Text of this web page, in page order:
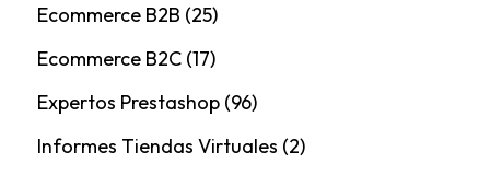
Ecommerce B2B (25)
Ecommerce B2C(17)
Expertos Prestashop(96)
Informes Tiendas Virtuales (2)